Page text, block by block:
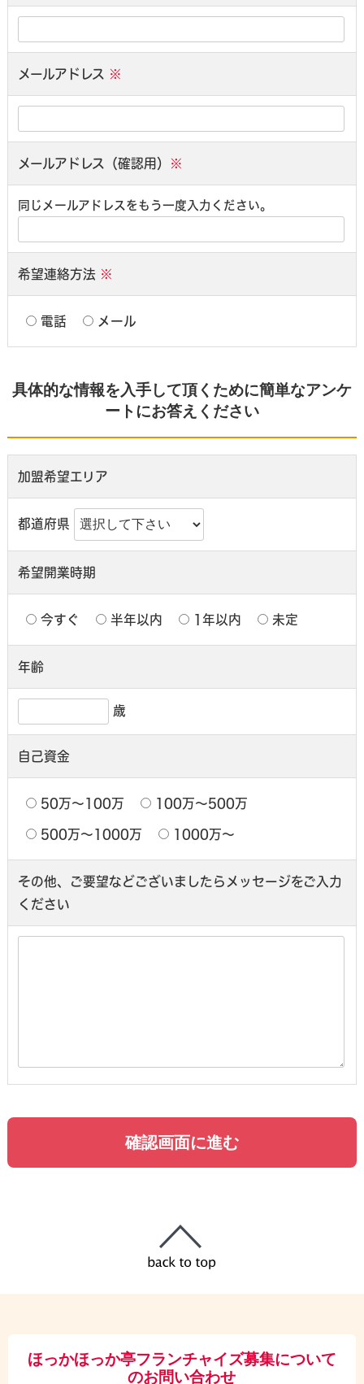
メールアドレス ※
メールアドレス（確認用） ※
同じメールアドレスをもう一度入力ください。
希望連絡方法 ※
電話 メール
具体的な情報を入手して頂くために簡単なアンケ
ートにお答えください
加盟希望エリア
都道府県
希望開業時期
今すぐ 半年以内 1年以内 未定
年齢
歳
自己資金
50万〜100万
100万〜500万
500万〜1000万
1000万〜
その他、ご要望などございましたら メッセージをご入力
ください
ほっかほっか亭フランチャイズ募集について
のお問い合わせ